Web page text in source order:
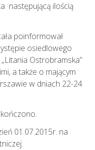
następującą ilością
poinformował
osiedlowego
Ostrobramska”
a także o mającym
w dniach 22-24
01.07.2015r. na